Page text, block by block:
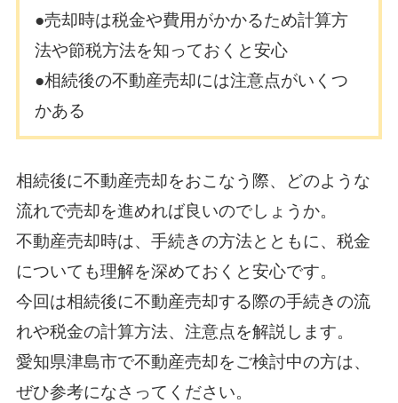
●売却時は税金や費用がかかるため計算方
法や節税方法を知っておくと安心
●相続後の不動産売却には注意点がいくつ
かある
相続後に不動産売却をおこなう際、どのような
流れで売却を進めれば良いのでしょうか。
不動産売却時は、手続きの方法とともに、税金
についても理解を深めておくと安心です。
今回は相続後に不動産売却する際の手続きの流
れや税金の計算方法、注意点を解説します。
愛知県津島市で不動産売却をご検討中の方は、
ぜひ参考になさってください。